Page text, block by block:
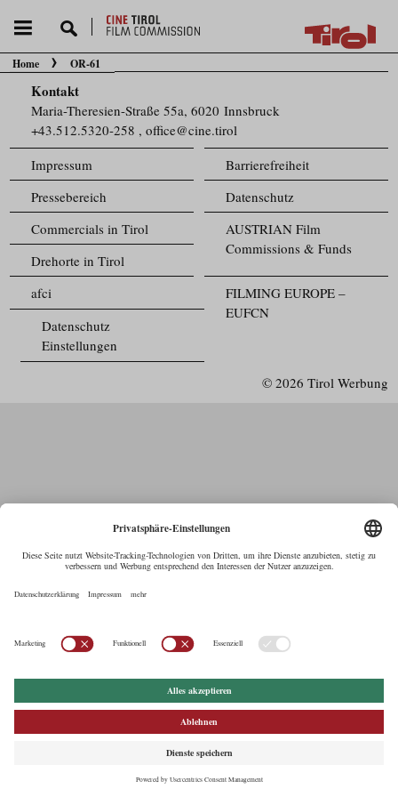
Sie befinden sich hier:
Home OR-61
Kontakt
Maria-Theresien-Straße 55a, 6020 Innsbruck
+43.512.5320-258 ,office@cine.tirol
Impressum
Barrierefreiheit
Pressebereich
Datenschutz
Commercials in Tirol
AUSTRIAN Film
Commissions & Funds
Drehorte in Tirol
FILMING EUROPE –
EUFCN
afci
Datenschutz
Einstellungen
© 2026 Tirol Werbung